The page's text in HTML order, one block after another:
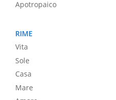
Apotropaico
RIME
Vita
Sole
Casa
Mare